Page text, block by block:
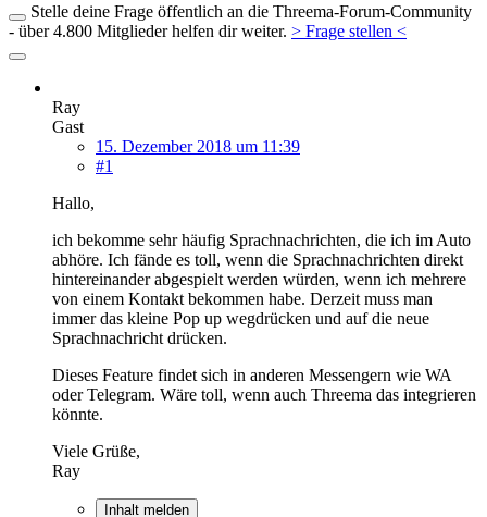
Stelle deine Frage öffentlich an die Threema-Forum-Community
- über 4.800 Mitglieder helfen dir weiter. > Frage stellen <
Ray
Gast
15. Dezember 2018 um 11:39
#1
Hallo,
ich bekomme sehr häufig Sprachnachrichten, die ich im Auto
abhöre. Ich fände es toll, wenn die Sprachnachrichten direkt
hintereinander abgespielt werden würden, wenn ich mehrere
von einem Kontakt bekommen habe. Derzeit muss man
immer das kleine Pop up wegdrücken und auf die neue
Sprachnachricht drücken.
Dieses Feature findet sich in anderen Messengern wie WA
oder Telegram. Wäre toll, wenn auch Threema das integrieren
könnte.
Viele Grüße,
Ray
Inhalt melden